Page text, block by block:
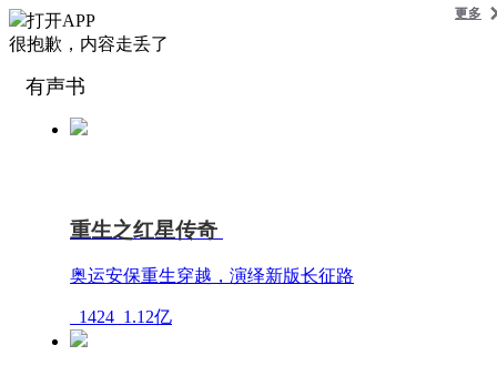
打开APP
很抱歉，内容走丢了
有声书
更多
重生之红星传奇
奥运安保重生穿越，演绎新版长征路
1424 1.12亿
更多
更多
更多
更多